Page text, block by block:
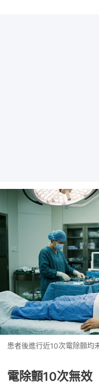
患者後進行近10次電除顫均
電除顫10次無